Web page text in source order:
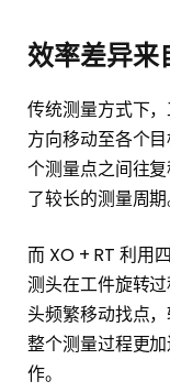
效率差异来
传统测量方式下
方向移动至各个
个测量点之间往
了较长的测量周期
而 XO + RT 利用
测头在工件旋转
头频繁移动找点
整个测量过程更
作。